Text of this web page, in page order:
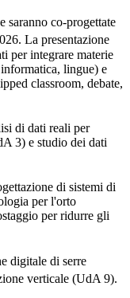
co-progettate
. La presentazione
per integrare materie
lingue) e
classroom, debate,
di dati reali per
3) e studio dei dati
di sistemi di
per l'orto
per ridurre gli
digitale di serre
verticale (UdA 9).